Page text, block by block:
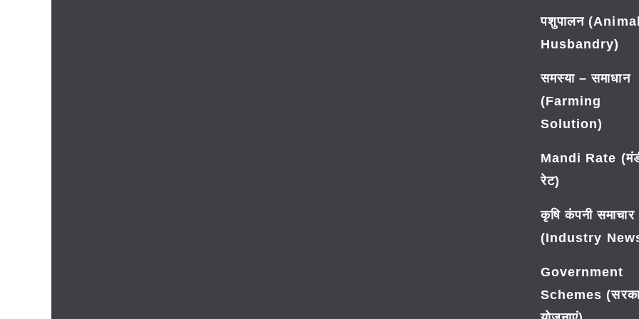
पशुपालन (Animal
Husbandry)
समस्या – समाधान
(Farming
Solution)
Mandi Rate
रेट)
कृषि कंपनी समाचार
(Industry
Government
Schemes